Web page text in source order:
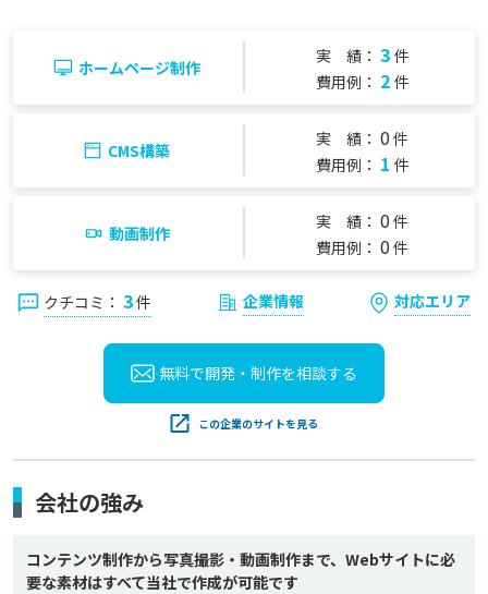
ホームページ制作
実 績： 3 件
費用例： 2 件
CMS構築
実 績： 0 件
費用例： 1 件
動画制作
実 績： 0 件
費用例： 0 件
クチコミ： 3件 企業情報 対応エリア
無料で開発・制作を相談する
この企業のサイトを見る
会社の強み
コンテンツ制作から写真撮影・動画制作まで、Webサイトに必
要な素材はすべて当社で作成が可能です